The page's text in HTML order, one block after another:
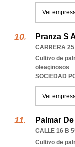
Ver
Pranza S
CARRERA
Cultivo de
oleaginosos
SOCIEDAD
Ver
Palmar
CALLE 16 B
Cultivo de